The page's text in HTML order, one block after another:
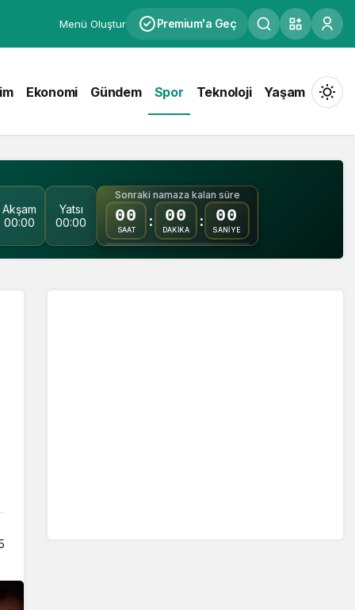
Menü Oluştur Premium'a Geç
Ekonomi Gündem Spor Teknoloji Yaşam
Mod
Gündüz Modu
Gündüz modunu seçin.
Akşam
00:00
Yatsı
00:00
Sonraki namaza kalan süre
00
SAAT
: 00
DAKİKA
: 00
SANİYE